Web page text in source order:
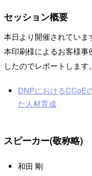
セッション概要
本日より開催されていま
本印刷様によるお客様事
したのでレポートします。
DNPにおけるCCoE
た人材育成
スピーカー(敬称略)
和田 剛